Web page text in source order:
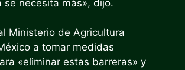
se necesita más», dijo.
Ministerio de Agricultura
a tomar medidas
«eliminar estas barreras» y